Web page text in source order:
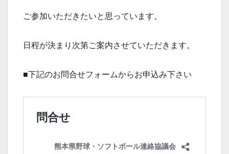
ご参加いただきたいと思っています。
日程が決まり次第ご案内させていただきます。
■下記のお問合せフォームからお申込み下さい